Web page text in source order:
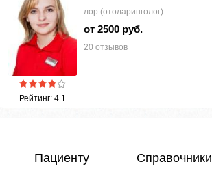
Рейтинг: 4.1
лор (отоларинголог)
от 2500 руб.
20 отзывов
Пациенту Справочники